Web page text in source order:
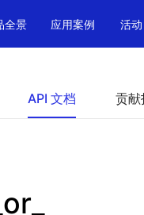
全景 应用案例 活
API 文档 贡献